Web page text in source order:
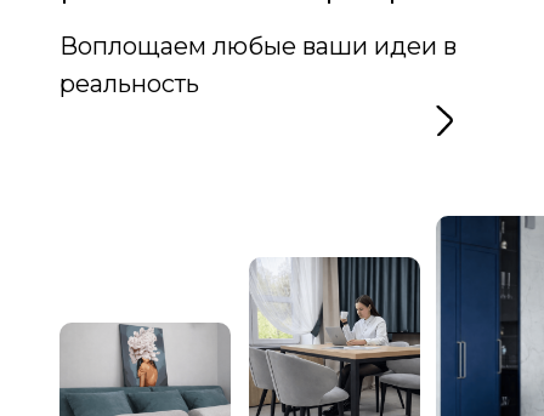
Воплощаем любые ваши идеи в
реальность